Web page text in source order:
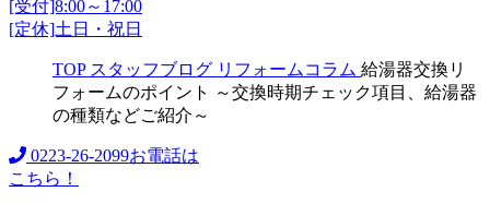
[受付]8:00～17:00
[定休]土日・祝日
TOP スタッフブログ リフォームコラム 給湯器交換リ
フォームのポイント ～交換時期チェック項目、給湯器
の種類などご紹介～
0223-26-2099お電話は
こちら！